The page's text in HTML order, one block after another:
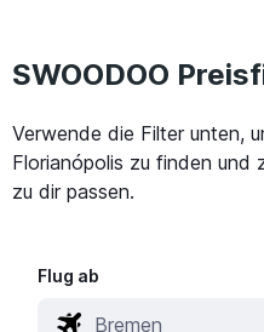
SWOODOO
Verwende die Filter unten,
Florianópolis zu finden und
zu dir passen.
Flug ab